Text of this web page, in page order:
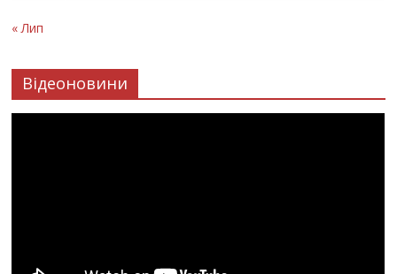
« Лип
Відеоновини